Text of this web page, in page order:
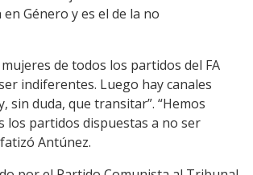
Género y es el de la no
de todos los partidos del FA
indiferentes. Luego hay canales
sin duda, que transitar”. “Hemos
los partidos dispuestas a no ser
Antúnez.